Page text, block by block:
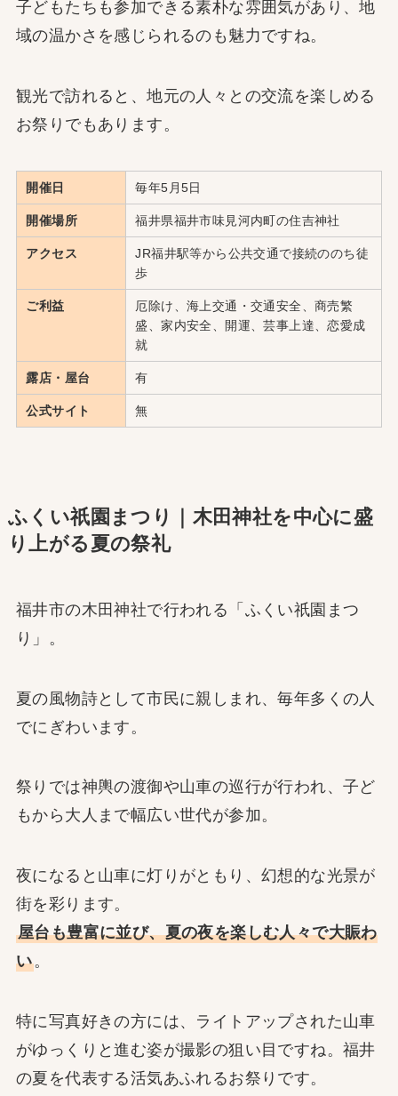
子どもたちも参加できる素朴な雰囲気があり、地
域の温かさを感じられるのも魅力ですね。
観光で訪れると、地元の人々との交流を楽しめる
お祭りでもあります。
開催日 毎年5月5日
開催場所 福井県福井市味見河内町の住吉神社
アクセス
JR福井駅等から公共交通で接続ののち徒
歩
ご利益
厄除け、海上交通・交通安全、商売繁
盛、家内安全、開運、芸事上達、恋愛成
就
露店・屋台 有
公式サイト 無
ふくい祇園まつり｜木田神社を中心に盛
り上がる夏の祭礼
福井市の木田神社で行われる「ふくい祇園まつ
り」。
夏の風物詩として市民に親しまれ、毎年多くの人
でにぎわいます。
祭りでは神輿の渡御や山車の巡行が行われ、子ど
もから大人まで幅広い世代が参加。
夜になると山車に灯りがともり、幻想的な光景が
街を彩ります。
屋台も豊富に並び、夏の夜を楽しむ人々で大賑わ
い。
特に写真好きの方には、ライトアップされた山車
がゆっくりと進む姿が撮影の狙い目ですね。福井
の夏を代表する活気あふれるお祭りです。